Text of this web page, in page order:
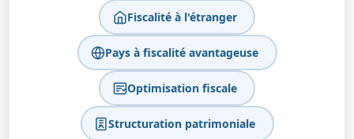
Fiscalité à l'étranger
Pays à fiscalité avantageuse
Optimisation fiscale
Structuration patrimoniale